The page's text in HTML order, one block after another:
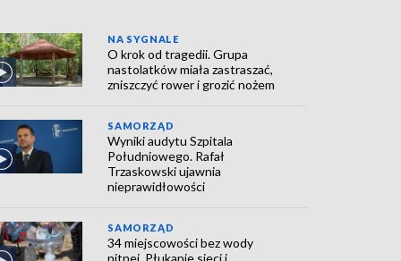
NA SYGNALE
O krok od tragedii. Grupa
nastolatków miała zastraszać,
zniszczyć rower i grozić nożem
SAMORZĄD
Wyniki audytu Szpitala
Południowego. Rafał
Trzaskowski ujawnia
nieprawidłowości
SAMORZĄD
34 miejscowości bez wody
pitnej. Płukanie sieci i